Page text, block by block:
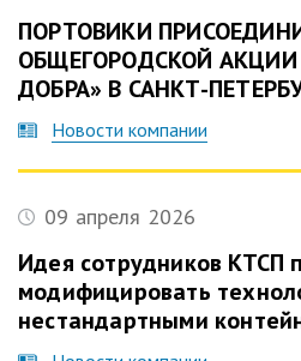
ПОРТОВИКИ
ОБЩЕГОРОДСКОЙ АКЦИИ
ДОБРА» В САНКТ-
Новости компании
09 апреля 2026
Идея сотрудников КТСП
модифицировать
нестандартными